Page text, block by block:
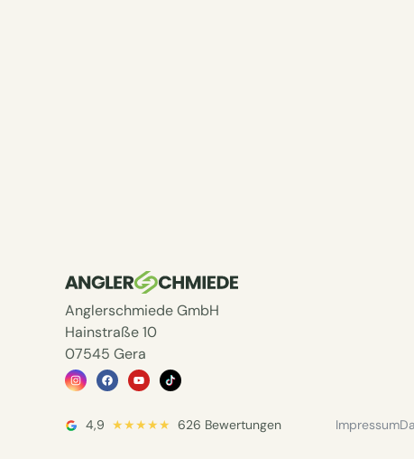
Anglerschmiede GmbH
Hainstraße 10
07545 Gera
4,9 ★★★★★ 626 Bewertungen Impressum